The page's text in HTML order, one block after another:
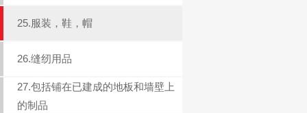
25.服装，鞋，帽
26.缝纫用品
27.包括铺在已建成的地板和墙壁上
的制品